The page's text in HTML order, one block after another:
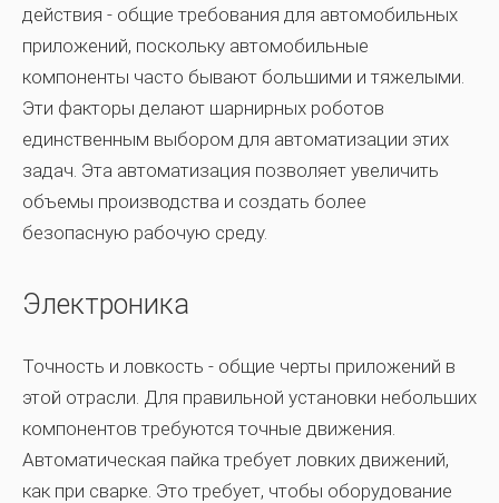
действия - общие требования для автомобильных
приложений, поскольку автомобильные
компоненты часто бывают большими и тяжелыми.
Эти факторы делают шарнирных роботов
единственным выбором для автоматизации этих
задач. Эта автоматизация позволяет увеличить
объемы производства и создать более
безопасную рабочую среду.
Электроника
Точность и ловкость - общие черты приложений в
этой отрасли. Для правильной установки небольших
компонентов требуются точные движения.
Автоматическая пайка требует ловких движений,
как при сварке. Это требует, чтобы оборудование